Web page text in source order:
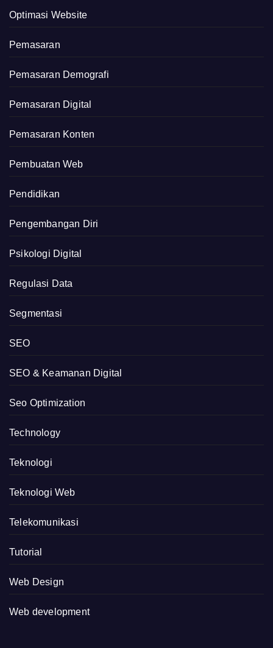
Optimasi Website
Pemasaran
Pemasaran Demografi
Pemasaran Digital
Pemasaran Konten
Pembuatan Web
Pendidikan
Pengembangan Diri
Psikologi Digital
Regulasi Data
Segmentasi
SEO
SEO & Keamanan Digital
Seo Optimization
Technology
Teknologi
Teknologi Web
Telekomunikasi
Tutorial
Web Design
Web development